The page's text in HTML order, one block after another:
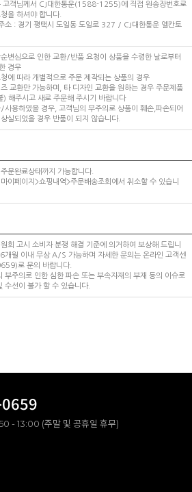
고객님께서 CJ대한통운(1588-1255)에 직접 원송장번호로
을 하셔야 합니다.
소 : 경기 평택시 도일동 도일로 327 / CJ대한통운 엘칸토
변심으로 인한 교환/반품 요청이 상품을 수령한 날로부터
경우
에 따라 개별적으로 주문 제작되는 상품의 경우
교환만 가능하며, 타 디자인 교환을 원하는 경우 주문제품
) 해주시고 새로 주문해 주시기 바랍니다
사용하였을 경우, 고객님의 부주의로 상품이 훼손,파손되어
실되었을 경우 반품이 되지 않습니다.
문완료상태까지 가능합니다.
이페이지>쇼핑내역>주문배송조회에서 취소할 수 있습니
회 고시 소비자 분쟁 해결 기준에 의거하여 보상해 드립니
개월 이내 무상 A/S 가능하며 자세한 문의는 온라인 고객센
로 문의 바랍니다.
부주의로 인한 심한 파손 또는 부속자재의 부재 등의 이슈로
수선이 불가 할 수 있습니다.
- 13:00 (주말 및 공휴일 휴무)